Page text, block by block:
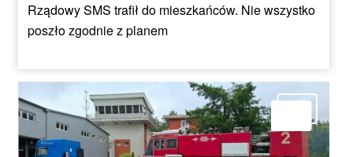
Rządowy SMS trafił do mieszkańców. Nie wszystko
poszło zgodnie z planem